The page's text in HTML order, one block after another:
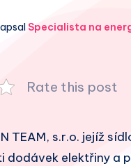
Specialista na
Rate this post
TEAM, s.r.o. jejíž
dodávek elektřiny a